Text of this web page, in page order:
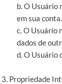
b. O Usuário
em sua conta.
c. O Usuário
dados de
d. O Usuário
3. Propriedade